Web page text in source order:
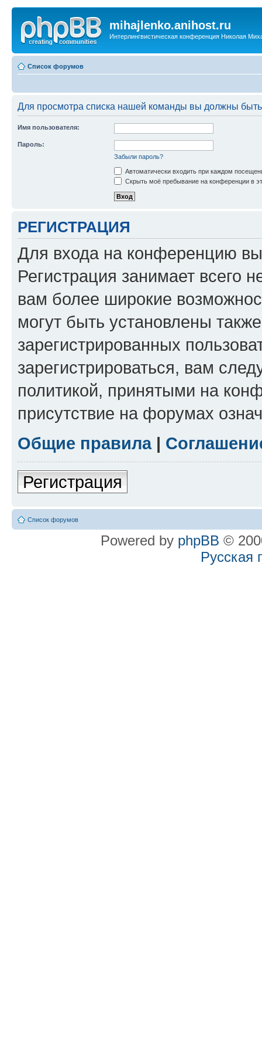
mihajlenko.anihost.ru
Интерлингвистическая конференция Николая
Список форумов
Для просмотра списка нашей команды вы должны
Имя пользователя:
Пароль:
Забыли пароль?
Автоматически входить при каждом
Скрыть моё пребывание на конференции в
РЕГИСТРАЦИЯ
Для входа на конференцию
Регистрация занимает всего
вам более широкие
могут быть установлены
зарегистрированных
зарегистрироваться, вам
политикой, принятыми на
присутствие на форумах
Общие правила|
Регистрация
Список форумов
Powered by phpBB ©
Русская